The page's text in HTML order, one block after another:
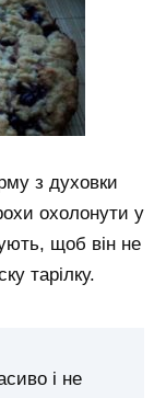
з духовки
охолонути у
щоб він не
тарілку.
і не